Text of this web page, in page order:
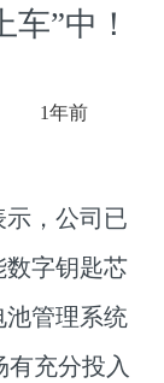
”中！
1年前
，公司已
数字钥匙芯
池管理系统
有充分投入